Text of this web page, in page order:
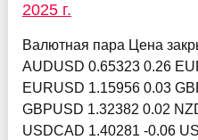
2025 г.
Валютная пара Цена
AUDUSD 0.65323 0.26
EURUSD 1.15956 0.03
GBPUSD 1.32382 0.02
USDCAD 1.40281 -0.06